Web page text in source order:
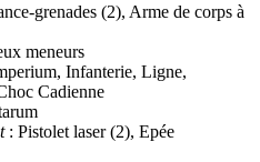
grenades (2), Arme de corps à
meneurs
Infanterie, Ligne,
Cadienne
: Pistolet laser (2), Epée